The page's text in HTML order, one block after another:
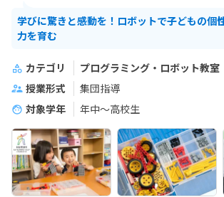
学びに驚きと感動を！ロボットで子どもの個
力を育む
カテゴリ
プログラミング・ロボット教室
授業形式
集団指導
対象学年
年中～高校生